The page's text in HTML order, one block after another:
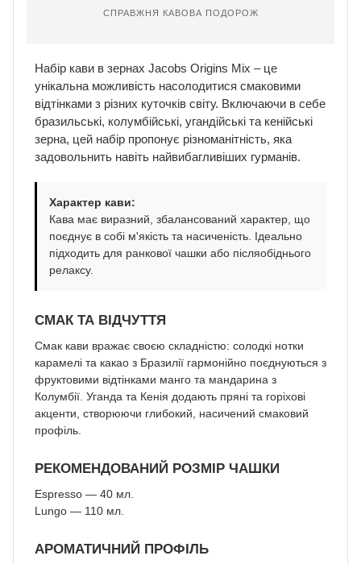
СПРАВЖНЯ КАВОВА ПОДОРОЖ
Набір кави в зернах Jacobs Origins Mix – це
унікальна можливість насолодитися смаковими
відтінками з різних куточків світу. Включаючи в себе
бразильські, колумбійські, угандійські та кенійські
зерна, цей набір пропонує різноманітність, яка
задовольнить навіть найвибагливіших гурманів.
Характер кави:
Кава має виразний, збалансований характер, що
поєднує в собі м'якість та насиченість. Ідеально
підходить для ранкової чашки або післяобіднього
релаксу.
СМАК ТА ВІДЧУТТЯ
Смак кави вражає своєю складністю: солодкі нотки
карамелі та какао з Бразилії гармонійно поєднуються з
фруктовими відтінками манго та мандарина з
Колумбії. Уганда та Кенія додають пряні та горіхові
акценти, створюючи глибокий, насичений смаковий
профіль.
РЕКОМЕНДОВАНИЙ РОЗМІР ЧАШКИ
Espresso — 40 мл.
Lungo — 110 мл.
АРОМАТИЧНИЙ ПРОФІЛЬ